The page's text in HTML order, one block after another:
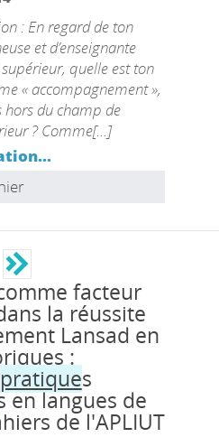
: En regard de ton
et d’enseignante
quelle est ton
« accompagnement »,
hors du champ de
? Comme[...]
facteur
la réussite
Lansad en
:
pratiques
en langues de
de l'APLIUT